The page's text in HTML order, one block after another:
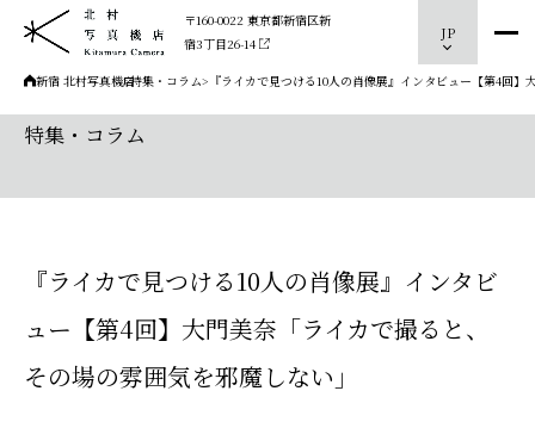
〒160-0022 東京都新宿区新
宿3丁目26-14
JP
新宿 北村写真機店
>特集・コラム> 『ライカで見つける10人の肖像展』インタビュー【第4回
特集・コラム
『ライカで見つける10人の肖像展』インタビ
ュー【第4回】大門美奈「ライカで撮ると、
その場の雰囲気を邪魔しない」